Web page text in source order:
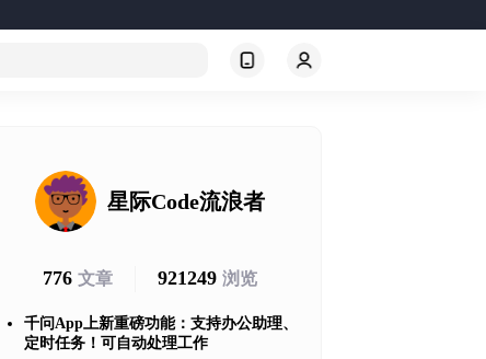
星际Code流浪者
776文章 921249浏览
千问App上新重磅功能：支持办公助理、
定时任务！可自动处理工作